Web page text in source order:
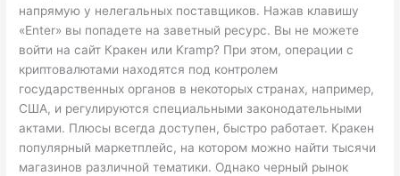
напрямую у нелегальных поставщиков. Нажав клавишу
«Enter» вы попадете на заветный ресурс. Вы не можете
войти на сайт Кракен или Kramp? При этом, операции с
криптовалютами находятся под контролем
государственных органов в некоторых странах, например,
США, и регулируются специальными законодательными
актами. Плюсы всегда доступен, быстро работает. Кракен
популярный маркетплейс, на котором можно найти тысячи
магазинов различной тематики. Однако черный рынок